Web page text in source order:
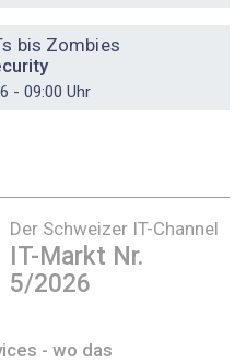
bis Zombies
- 09:00 Uhr
Der Schweizer IT-Channel
IT-Markt Nr.
5/2026
- wo das